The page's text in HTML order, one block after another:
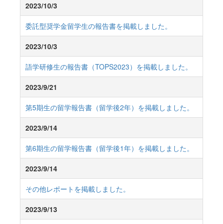
2023/10/3
委託型奨学金留学生の報告書を掲載しました。
2023/10/3
語学研修生の報告書（TOPS2023）を掲載しました。
2023/9/21
第5期生の留学報告書（留学後2年）を掲載しました。
2023/9/14
第6期生の留学報告書（留学後1年）を掲載しました。
2023/9/14
その他レポートを掲載しました。
2023/9/13